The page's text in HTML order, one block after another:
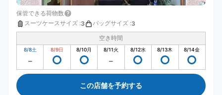
保管できる荷物数
スーツケースサイズ :3 バッグサイズ :3
空き時間
8/8土 8/9日 8/10月 8/11火 8/12水 8/13木 8/14金
この店舗を予約する